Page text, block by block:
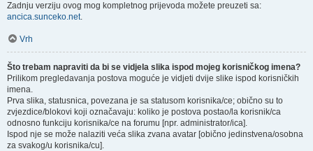
Zadnju verziju ovog mog kompletnog prijevoda možete preuzeti sa:
ancica.sunceko.net.
Vrh
Što trebam napraviti da bi se vidjela slika ispod mojeg korisničkog imena?
Prilikom pregledavanja postova moguće je vidjeti dvije slike ispod korisničkih
imena.
Prva slika, statusnica, povezana je sa statusom korisnika/ce; obično su to
zvjezdice/blokovi koji označavaju: koliko je postova postao/la korisnik/ca
odnosno funkciju korisnika/ce na forumu [npr. administrator/ica].
Ispod nje se može nalaziti veća slika zvana avatar [obično jedinstvena/osobna
za svakog/u korisnika/cu].